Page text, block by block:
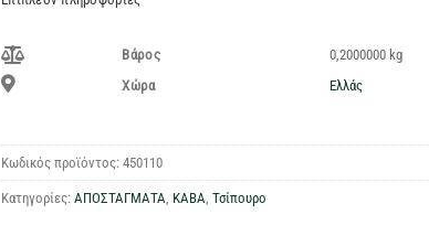
Βάρος
0,2000000 kg
Χώρα
Ελλάς
Κωδικός προϊόντος: 450110
Κατηγορίες: ΑΠΟΣΤΑΓΜΑΤΑ, ΚΑΒΑ, Τσίπουρο